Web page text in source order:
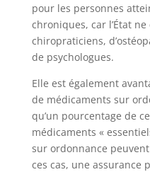
pour les personnes
chroniques, car l’État
chiropraticiens,
de psychologues.
Elle est également
de médicaments sur
qu’un pourcentage de
médicaments «
sur ordonnance
ces cas, une assurance